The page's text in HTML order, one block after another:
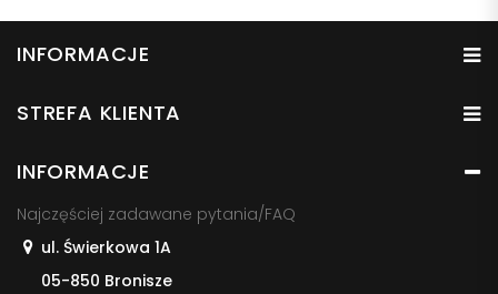
INFORMACJE
STREFA KLIENTA
INFORMACJE
Najczęściej zadawane pytania/FAQ
ul. Świerkowa 1A
05-850 Bronisze